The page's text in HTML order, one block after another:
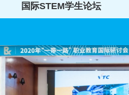
国际STEM学生论坛